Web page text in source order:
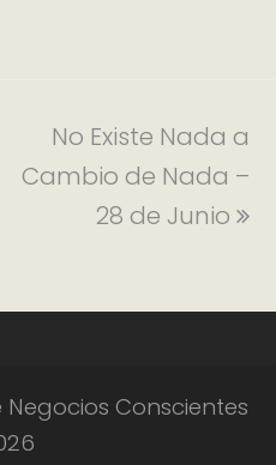
No Existe Nada a
Cambio de Nada –
28 de Junio
Conscientes